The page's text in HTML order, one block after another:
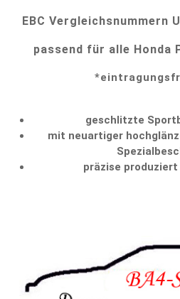
EBC Vergleichsnummern
passend für alle Honda
geschlitzte
mit neuartiger
präzise